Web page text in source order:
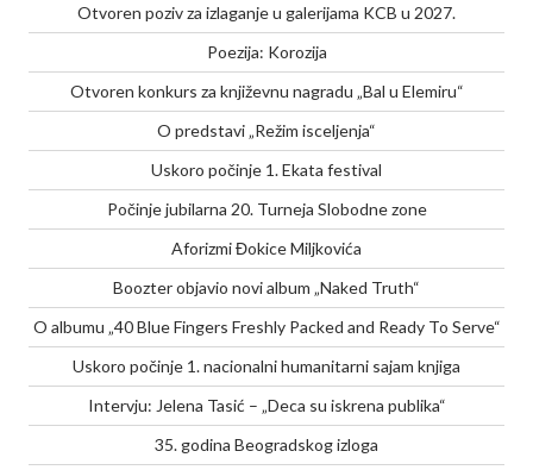
Otvoren poziv za izlaganje u galerijama KCB u 2027.
Poezija: Korozija
Otvoren konkurs za književnu nagradu „Bal u Elemiru“
O predstavi „Režim isceljenja“
Uskoro počinje 1. Ekata festival
Počinje jubilarna 20. Turneja Slobodne zone
Aforizmi Đokice Miljkovića
Boozter objavio novi album „Naked Truth“
O albumu „40 Blue Fingers Freshly Packed and Ready To Serve“
Uskoro počinje 1. nacionalni humanitarni sajam knjiga
Intervju: Jelena Tasić – „Deca su iskrena publika“
35. godina Beogradskog izloga